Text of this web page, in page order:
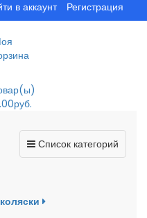
в аккаунт Регистрация
Список категорий